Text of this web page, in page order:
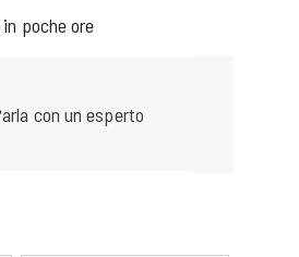
poche ore
con un esperto